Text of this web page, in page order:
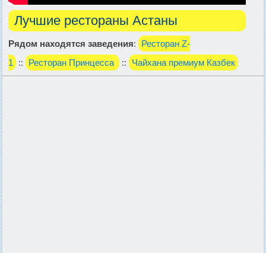
Лучшие рестораны Астаны
Рядом находятся заведения:
Ресторан Z-
1
:: Ресторан Принцесса :: Чайхана премиум Казбек